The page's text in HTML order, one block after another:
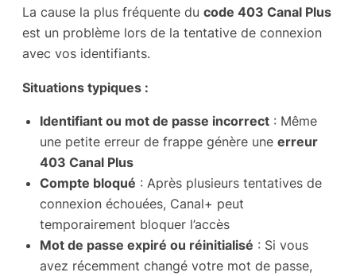
La cause la plus fréquente du code 403 Canal Plus
est un problème lors de la tentative de connexion
avec vos identifiants.
Situations typiques :
Identifiant ou mot de passe incorrect : Même
une petite erreur de frappe génère une erreur
403 Canal Plus
Compte bloqué : Après plusieurs tentatives de
connexion échouées, Canal+ peut
temporairement bloquer l’accès
Mot de passe expiré ou réinitialisé : Si vous
avez récemment changé votre mot de passe,